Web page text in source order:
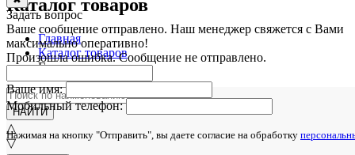
Задать вопрос
Ваше сообщение отправлено. Наш менеджер свяжется с Вами
максимально оперативно!
Произошла ошибка. Сообщение не отправлено.
Ваше имя:
Мобильный телефон:
Нажимая на кнопку "Отправить", вы даете согласие на обработку
Каталог товаров
Главная
Каталог товаров
Гидравлика
НАЙТИ
△
▽